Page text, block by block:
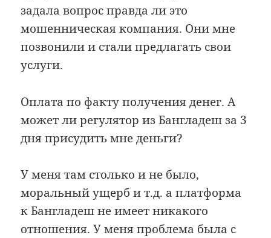
задала вопрос правда ли это
мошенническая компания. Они мне
позвонили и стали предлагать свои
услуги.
Оплата по факту получения денег. А
может ли регулятор из Бангладеш за 3
дня присудить мне деньги?
У меня там столько и не было,
моральный ущерб и т.д. а платформа
к Бангладеш не имеет никакого
отношения. У меня проблема была с